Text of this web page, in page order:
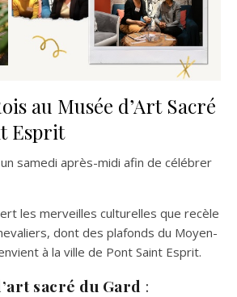
au Musée d’Art Sacré
Esprit
samedi après-midi afin de célébrer
les merveilles culturelles que recèle
dont des plafonds du Moyen-
à la ville de Pont Saint Esprit.
sacré du Gard :